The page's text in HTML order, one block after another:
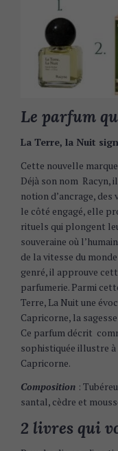
Le parfum
La Terre, la Nuit
Cette nouvelle
Déjà son nom Racyn,
notion d’ancrage,
le côté engagé, elle
rituels qui plongent
souveraine où
de la vitesse du
genré, il approuve
parfumerie. Parmi
Terre, La Nuit une
Capricorne, la
Ce parfum décrit
sophistiquée illustre
Capricorne.
Composition :
santal, cèdre et
2 livres qui